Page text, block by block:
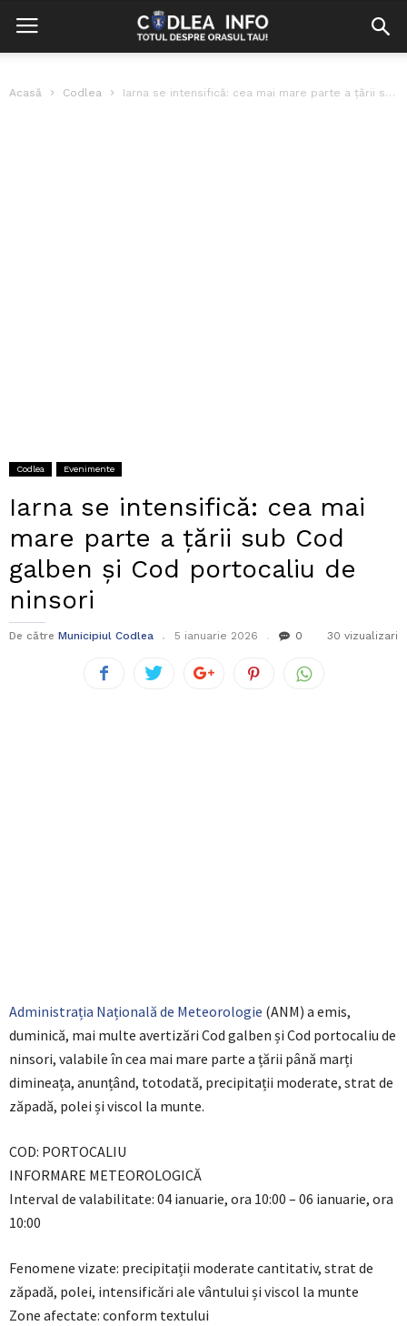
Acasă Codlea Iarna se intensifică: cea mai mare parte a țării sub Cod galben...
Codlea Evenimente
Iarna se intensifică: cea mai
mare parte a țării sub Cod
galben și Cod portocaliu de
ninsori
De către Municipiul Codlea 5 ianuarie 2026 0 30 vizualizari
Administrația Națională de Meteorologie (ANM) a emis,
duminică, mai multe avertizări Cod galben și Cod portocaliu de
ninsori, valabile în cea mai mare parte a țării până marți
dimineața, anunțând, totodată, precipitații moderate, strat de
zăpadă, polei și viscol la munte.
COD: PORTOCALIU
INFORMARE METEOROLOGICĂ
Interval de valabilitate: 04 ianuarie, ora 10:00 – 06 ianuarie, ora
10:00
Fenomene vizate: precipitații moderate cantitativ, strat de
zăpadă, polei, intensificări ale vântului și viscol la munte
Zone afectate: conform textului